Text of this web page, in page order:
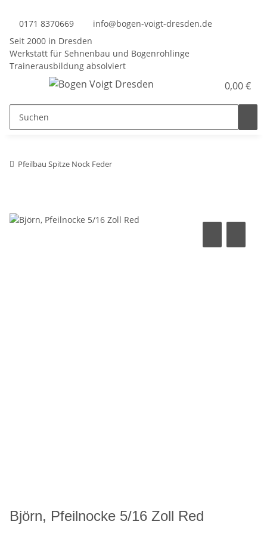
0171 8370669
info@bogen-voigt-dresden.de
Seit 2000 in Dresden
Werkstatt für Sehnenbau und Bogenrohlinge
Trainerausbildung absolviert
0,00 €
Pfeilbau Spitze Nock Feder
Björn, Pfeilnocke 5/16 Zoll Red